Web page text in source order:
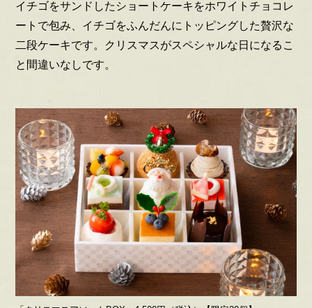
イチゴをサンドしたショートケーキをホワイトチョコレ
ートで包み、イチゴをふんだんにトッピングした贅沢な
二段ケーキです。クリスマスがスペシャルな日になるこ
と間違いなしです。